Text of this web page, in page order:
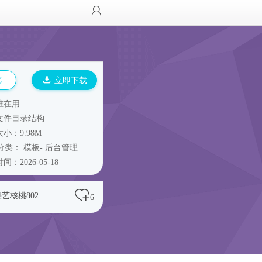
立即下载
在用
件目录结构
小：9.98M
类： 模板- 后台管理
间：2026-05-18
艺核桃802 6